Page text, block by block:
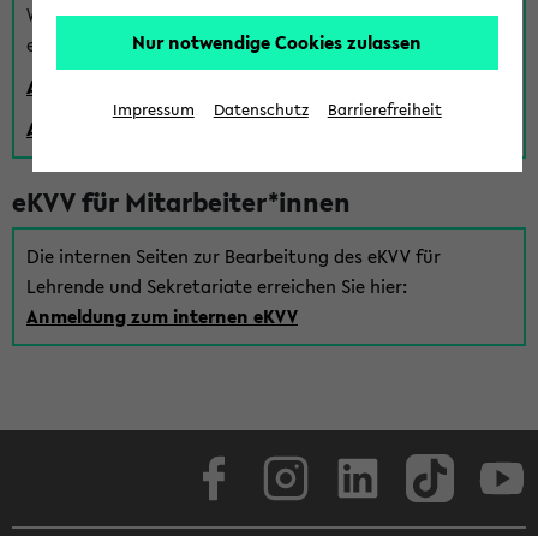
Wenn Sie (noch) kein Uni Login haben, können Sie das
eKVV auch über einen Gastzugang verwenden:
Anmeldung über einen vorhandenen Gastzugang
Anlegen eines neuen Gastzugangs
eKVV für Mitarbeiter*innen
Die internen Seiten zur Bearbeitung des eKVV für
Lehrende und Sekretariate erreichen Sie hier:
Anmeldung zum internen eKVV
Nur notwendige Cookies zulassen
Impressum Datenschutz Barrierefreiheit